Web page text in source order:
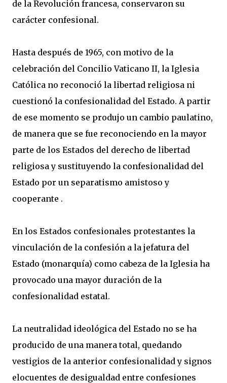
de la Revolución francesa, conservaron su
carácter confesional.
Hasta después de 1965, con motivo de la
celebración del Concilio Vaticano II, la Iglesia
Católica no reconoció la libertad religiosa ni
cuestionó la confesionalidad del Estado. A partir
de ese momento se produjo un cambio paulatino,
de manera que se fue reconociendo en la mayor
parte de los Estados del derecho de libertad
religiosa y sustituyendo la confesionalidad del
Estado por un separatismo amistoso y
cooperante .
En los Estados confesionales protestantes la
vinculación de la confesión a la jefatura del
Estado (monarquía) como cabeza de la Iglesia ha
provocado una mayor duración de la
confesionalidad estatal.
La neutralidad ideológica del Estado no se ha
producido de una manera total, quedando
vestigios de la anterior confesionalidad y signos
elocuentes de desigualdad entre confesiones